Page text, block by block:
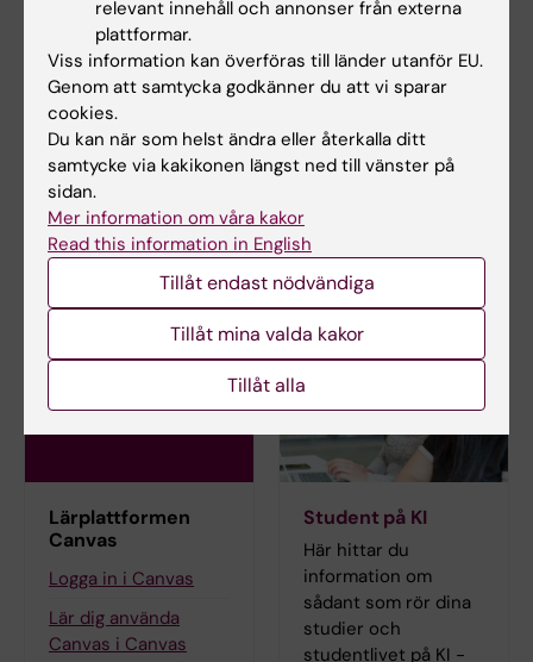
philip.parnamets@ki.se
Elin Uddenstig
Kursadministratör
Telefon:
+46852482424
E-post:
elin.uddenstig@ki.se
Lärplattformen
Canvas
Logga in i Canvas
Lär dig använda
Canvas i Canvas
Student på KI
Här hittar du
information om
sådant som rör dina
studier och
studentlivet på KI -
relevant innehåll och annonser från externa
plattformar.
Viss information kan överföras till länder utanför EU.
Genom att samtycka godkänner du att vi sparar
cookies.
Du kan när som helst ändra eller återkalla ditt
samtycke via kakikonen längst ned till vänster på
sidan.
Mer information om våra kakor
Read this information in English
Tillåt endast nödvändiga
Tillåt mina valda kakor
Tillåt alla